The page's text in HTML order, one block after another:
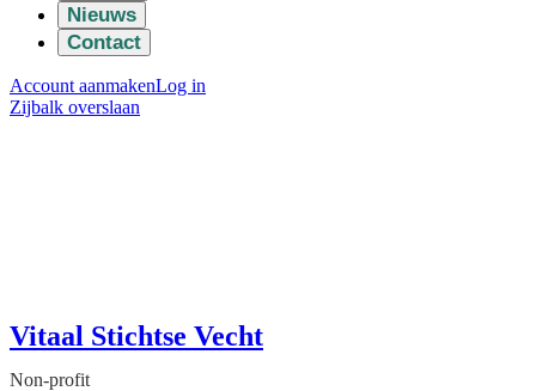
Nieuws
Contact
Account aanmakenLog in
Zijbalk overslaan
Vitaal Stichtse Vecht
Non-profit